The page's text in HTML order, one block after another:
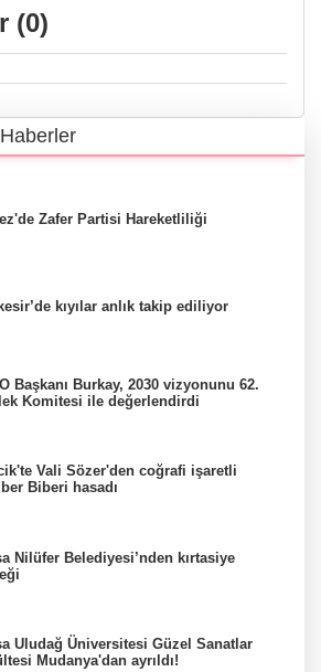
(0)
Zafer Partisi Hareketliliği
kıyılar anlık takip ediliyor
Başkanı Burkay, 2030 vizyonunu 62.
Komitesi ile değerlendirdi
Vali Sözer'den coğrafi işaretli
Biberi hasadı
Nilüfer Belediyesi’nden kırtasiye
Uludağ Üniversitesi Güzel Sanatlar
Mudanya'dan ayrıldı!